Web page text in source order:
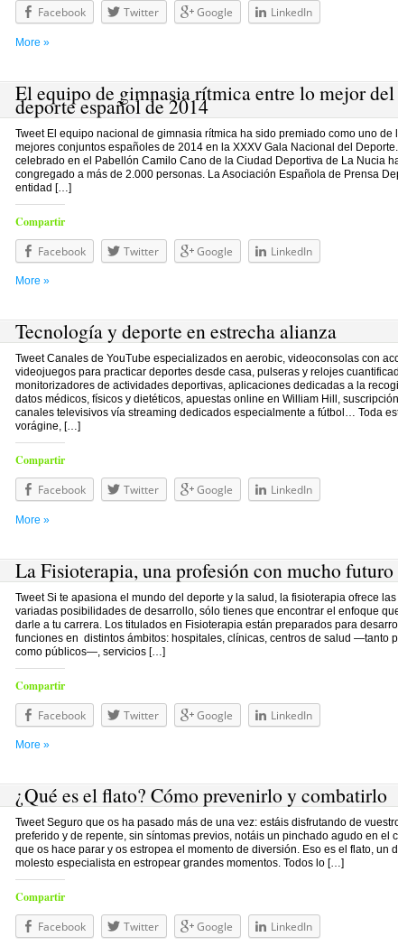
Facebook
Twitter Google LinkedIn
More »
El equipo de gimnasia rítmica entre lo mejor del
deporte español de 2014
Tweet El equipo nacional de gimnasia rítmica ha sido premiado como uno de
mejores conjuntos españoles de 2014 en la XXXV Gala Nacional del
celebrado en el Pabellón Camilo Cano de la Ciudad Deportiva de La Nucia
congregado a más de 2.000 personas. La Asociación Española de Prensa
entidad […]
Compartir
Facebook
Twitter Google LinkedIn
More »
Tecnología y deporte en estrecha alianza
Tweet Canales de YouTube especializados en aerobic, videoconsolas con
videojuegos para practicar deportes desde casa, pulseras y relojes
monitorizadores de actividades deportivas, aplicaciones dedicadas a la
datos médicos, físicos y dietéticos, apuestas online en William Hill,
canales televisivos vía streaming dedicados especialmente a fútbol… Toda
vorágine, […]
Compartir
Facebook
Twitter Google LinkedIn
More »
La Fisioterapia, una profesión con mucho futuro
Tweet Si te apasiona el mundo del deporte y la salud, la fisioterapia ofrece
variadas posibilidades de desarrollo, sólo tienes que encontrar el enfoque
darle a tu carrera. Los titulados en Fisioterapia están preparados para
funciones en distintos ámbitos: hospitales, clínicas, centros de salud —tanto
como públicos—, servicios […]
Compartir
Facebook
Twitter Google LinkedIn
More »
¿Qué es el flato? Cómo prevenirlo y combatirlo
Tweet Seguro que os ha pasado más de una vez: estáis disfrutando de
preferido y de repente, sin síntomas previos, notáis un pinchado agudo en el
que os hace parar y os estropea el momento de diversión. Eso es el flato, un
molesto especialista en estropear grandes momentos. Todos lo […]
Compartir
Facebook
Twitter Google LinkedIn